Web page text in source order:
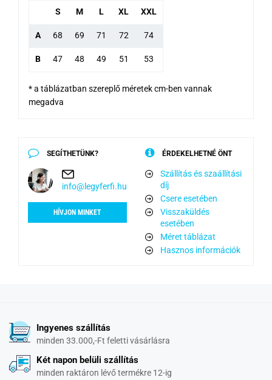
S M L XL XXL
A 68 69 71 72 74
B 47 48 49 51 53
* a táblázatban szereplő méretek cm-ben vannak
megadva
SEGÍTHETÜNK?
info@legyferfi.hu
HÍVJON MINKET
ÉRDEKELHETNÉ ÖNT
Szállítás és szaállítási
díj
Csere esetében
Visszaküldés
esetében
Méret táblázat
Hasznos információk
Ingyenes szállítás
minden 33.000,-Ft feletti vásárlásra
Két napon belüli szállítás
minden raktáron lévő termékre 12-ig